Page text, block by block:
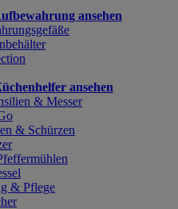
ansehen
ansehen
& Messer
& Schürzen
& Pflege